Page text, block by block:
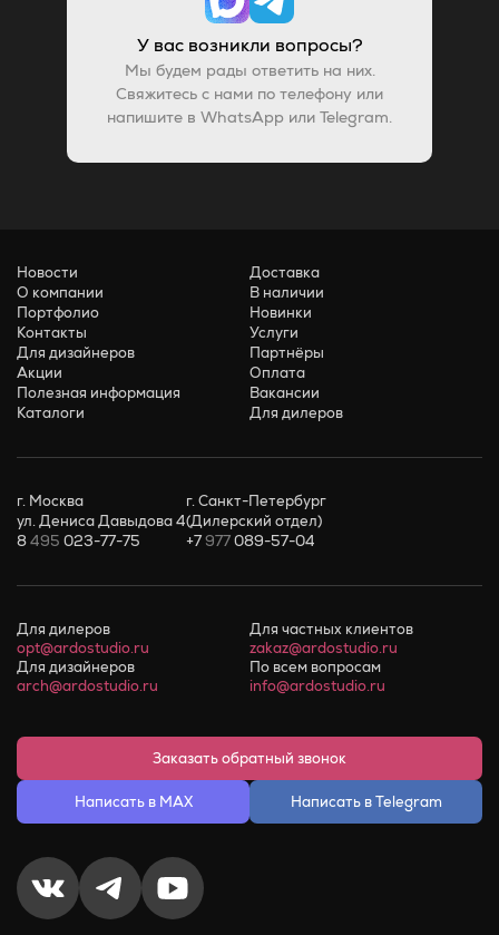
У вас возникли вопросы?
Мы будем рады ответить на них.
Свяжитесь с нами по телефону или
напишите в WhatsApp или Telegram.
Новости
О компании
Портфолио
Контакты
Для дизайнеров
Акции
Полезная информация
Каталоги
Доставка
В наличии
Новинки
Услуги
Партнёры
Оплата
Вакансии
Для дилеров
г. Москва
ул. Дениса Давыдова 4
8495 023-77-75
г. Санкт-Петербург
(Дилерский отдел)
+7977089-57-04
Для дилеров
opt@ardostudio.ru
Для частных клиентов
zakaz@ardostudio.ru
Для дизайнеров
arch@ardostudio.ru
По всем вопросам
info@ardostudio.ru
Заказать обратный звонок
Написать в MAX Написать в Telegram